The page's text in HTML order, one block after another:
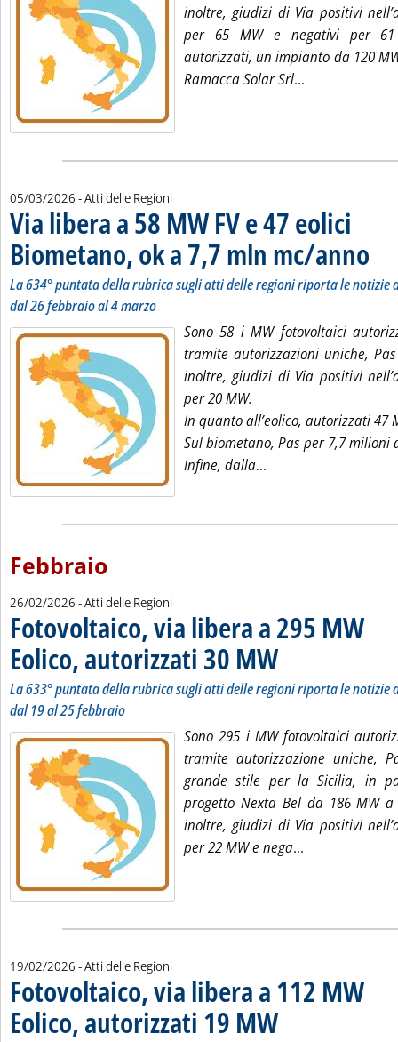
inoltre, giudizi di Via positivi
per 65 MW e negativi per
autorizzati, un impianto da 120
Ramacca Solar Srl...
05/03/2026 - Atti delle Regioni
Via libera a 58 MW FV e 47 eolici
Biometano, ok a 7,7 mln mc/anno
La 634° puntata della rubrica sugli atti delle regioni riporta le
dal 26 febbraio al 4 marzo
Sono 58 i MW fotovoltaici
tramite autorizzazioni uniche,
inoltre, giudizi di Via positivi
per 20 MW.
In quanto all’eolico, autorizzati 47
Sul biometano, Pas per 7,7
Infine, dalla...
Febbraio
26/02/2026 - Atti delle Regioni
Fotovoltaico, via libera a 295 MW
Eolico, autorizzati 30 MW. Sottotitolo: La 633°
. Pubblicata giovedì 26
La 633° puntata della rubrica sugli atti delle regioni riporta le
dal 19 al 25 febbraio
Sono 295 i MW fotovoltaici
tramite autorizzazione uniche,
grande stile per la Sicilia, in
progetto Nexta Bel da 186 MW
inoltre, giudizi di Via positivi
per 22 MW e nega...
19/02/2026 - Atti delle Regioni
Fotovoltaico, via libera a 112 MW
Eolico, autorizzati 19 MW. Sottotitolo: La 632°
. Pubblicata giovedì 19